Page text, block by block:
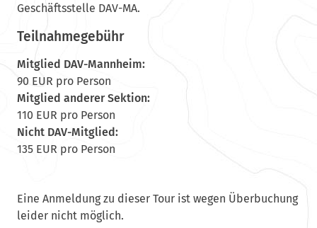
Geschäftsstelle DAV-MA.
Teilnahmegebühr
Mitglied DAV-Mannheim:
90 EUR pro Person
Mitglied anderer Sektion:
110 EUR pro Person
Nicht DAV-Mitglied:
135 EUR pro Person
Eine Anmeldung zu dieser Tour ist wegen Überbuchung
leider nicht möglich.